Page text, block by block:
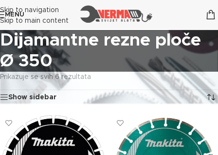
Skip to navigation
Skip to main content
MENU
Dijamantne rezne ploče
Ø 350
Prikazuje se svih 6 rezultata
Show sidebar